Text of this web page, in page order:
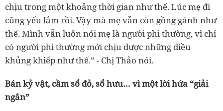
chịu trong một khoảng thời gian như thế. Lúc mẹ đi
cũng yếu lắm rồi. Vậy mà mẹ vẫn còn gồng gánh như
thế. Mình vẫn luôn nói mẹ là người phi thường, vì chỉ
có người phi thường mới chịu được những điều
khủng khiếp như thế.” - Chị Thảo nói.
Bán kỷ vật, cầm sổ đỏ, sổ hưu… vì một lời hứa “giải
ngân”